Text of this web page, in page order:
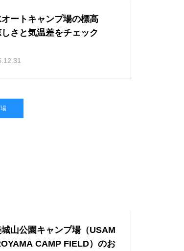
ートキャンプ場の標高
さと気温差をチェック
山公園キャンプ場（USAM
CAMP FIELD）のお